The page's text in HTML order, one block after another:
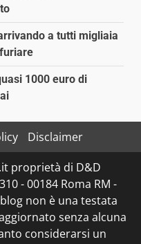
a tutti migliaia
1000 euro di
Disclaimer
proprietà di D&D
- 00184 Roma RM -
non è una testata
senza alcuna
considerarsi un